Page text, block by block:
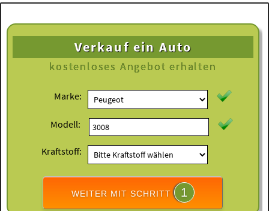
Verkauf ein Auto
kostenloses Angebot erhalten
Marke:
Modell:
Kraftstoff:
WEITER MIT SCHRITT 1